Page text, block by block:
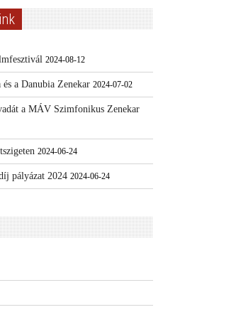
2024-08-12
a Danubia Zenekar 2024-07-02
a MÁV Szimfonikus Zenekar
2024-06-24
pályázat 2024 2024-06-24